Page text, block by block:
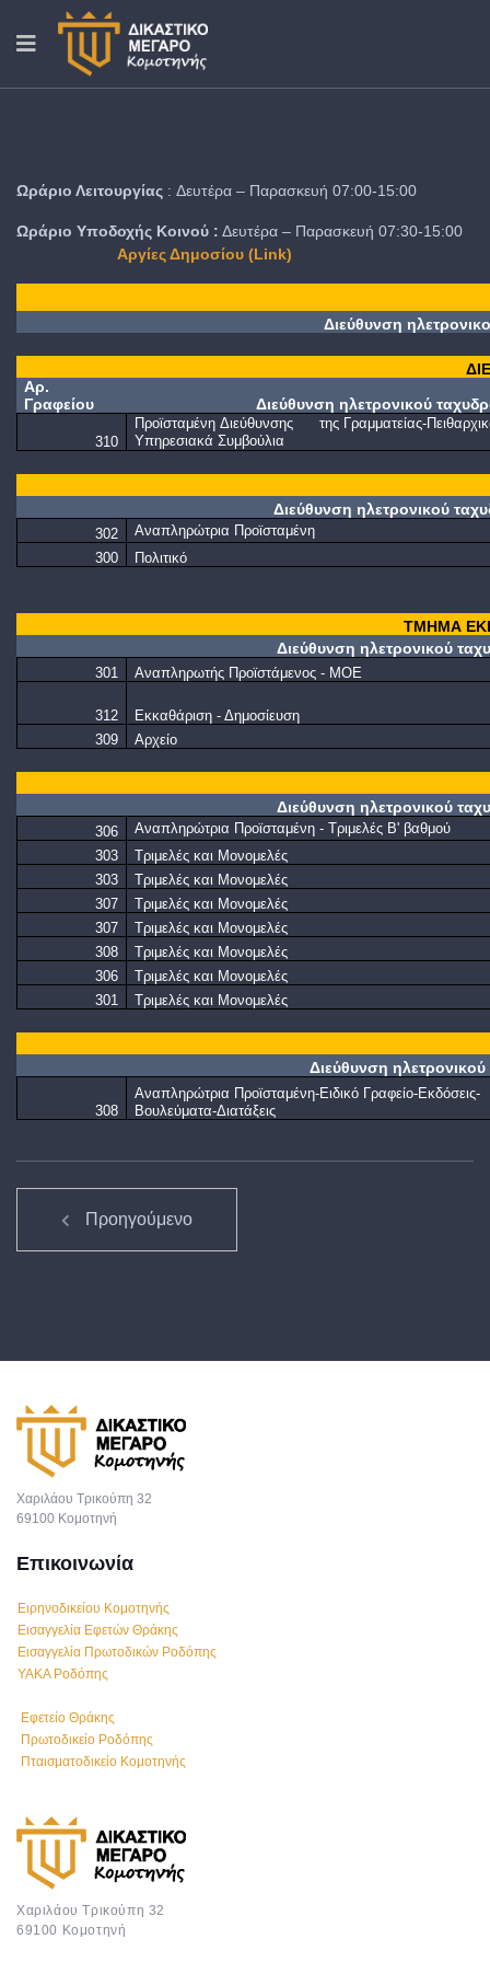
Ωράριο Λειτουργίας : Δευτέρα – Παρασκευή 07:00-15:00
Ωράριο Υποδοχής Κοινού : Δευτέρα – Παρασκευή 07:30-15:00
Αργίες Δημοσίου (Link)
Διεύθυνση
Αρ.
Γραφείου
Διεύθυνση ηλετρονικού
310
Προϊσταμένη Διεύθυνσης
της Γραμματείας-
Υπηρεσιακά Συμβούλια
Διεύθυνση ηλετρονικού
302
Αναπληρώτρια Προϊσταμένη
300
Πολιτικό
ΤΜΗΜΑ
Διεύθυνση ηλετρονικού
301 Αναπληρωτής Προϊστάμενος - ΜΟΕ
312
Εκκαθάριση - Δημοσίευση
309
Αρχείο
Διεύθυνση ηλετρονικού
306
Αναπληρώτρια Προϊσταμένη - Τριμελές Β' βαθμού
303
Τριμελές και Μονομελές
303
Τριμελές και Μονομελές
307
Τριμελές και Μονομελές
307
Τριμελές και Μονομελές
308
Τριμελές και Μονομελές
306
Τριμελές και Μονομελές
301
Τριμελές και Μονομελές
Διεύθυνση ηλετρονικού
308
Αναπληρώτρια Προϊσταμένη-Ειδικό Γραφείο-Εκδόσεις-
Βουλεύματα-Διατάξεις
Προηγούμενο
Χαριλάου Τρικούπη 32
69100 Κομοτηνή
Επικοινωνία
Ειρηνοδικείου Κομοτηνής
Εισαγγελία Εφετών Θράκης
Εισαγγελία Πρωτοδικών Ροδόπης
ΥΑΚΑ Ροδόπης
Εφετείο Θράκης
Πρωτοδικείο Ροδόπης
Πταισματοδικείο Κομοτηνής
Χαριλάου Τρικούπη 32
69100 Κομοτηνή